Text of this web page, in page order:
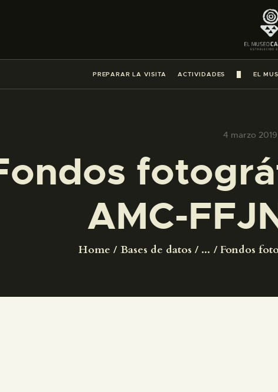
PREPARAR LA VISITA ACTIVIDADES EL
4 marzo 2019
AMC-
Home Bases de datos ... Fondos
PREPARAR LA VISITA
ACTIVIDADES
█
COLECCIONES
DIDÁCTICA
ESPAÑOL